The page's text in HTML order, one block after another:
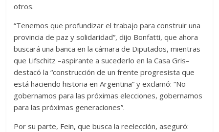
otros.
“Tenemos que profundizar el trabajo para construir una
provincia de paz y solidaridad”, dijo Bonfatti, que ahora
buscará una banca en la cámara de Diputados, mientras
que Lifschitz –aspirante a sucederlo en la Casa Gris–
destacó la “construcción de un frente progresista que
está haciendo historia en Argentina” y exclamó: “No
gobernamos para las próximas elecciones, gobernamos
para las próximas generaciones”.
Por su parte, Fein, que busca la reelección, aseguró: